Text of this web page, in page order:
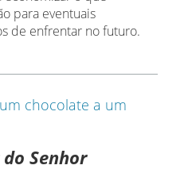
para eventuais
de enfrentar no futuro.
Senhor